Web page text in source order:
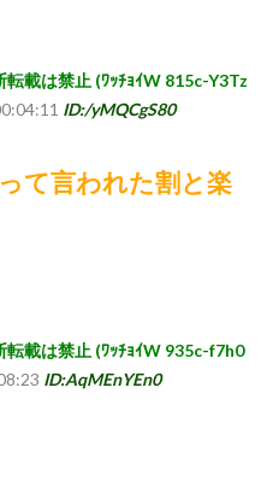
ら
載は禁止 (ﾜｯﾁｮｲW 815c-Y3Tz
ID:/yMQCgS80
て言われた割と楽
載は禁止 (ﾜｯﾁｮｲW 935c-f7h0
ID:AqMEnYEn0